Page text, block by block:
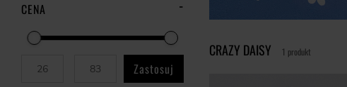
CENA
Zastosuj
CRAZY DAISY 1 produkt